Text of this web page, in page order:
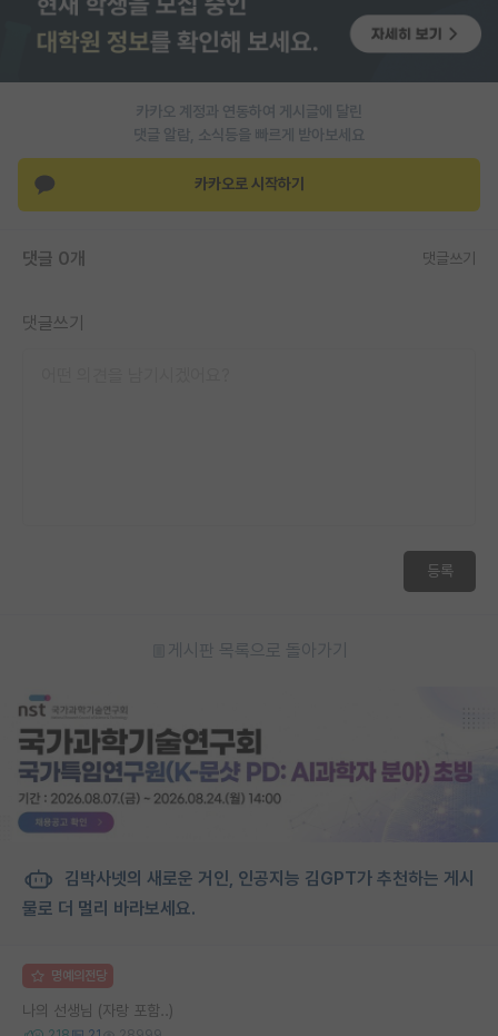
임용 후기 게시판
인문사회 계열 게시판
특수/전문대학원 게시판
반도체/AI 게시판
장학금/장학생 게시판
카카오 계정과 연동하여 게시글에 달린
댓글 알람, 소식등을 빠르게 받아보세요
카카오로 시작하기
댓글 0개 댓글쓰기
댓글쓰기
등록
게시판 목록으로 돌아가기
김박사넷의 새로운 거인, 인공지능 김GPT가 추천하는 게시
물로 더 멀리 바라보세요.
명예의전당
나의 선생님 (자랑 포함..)